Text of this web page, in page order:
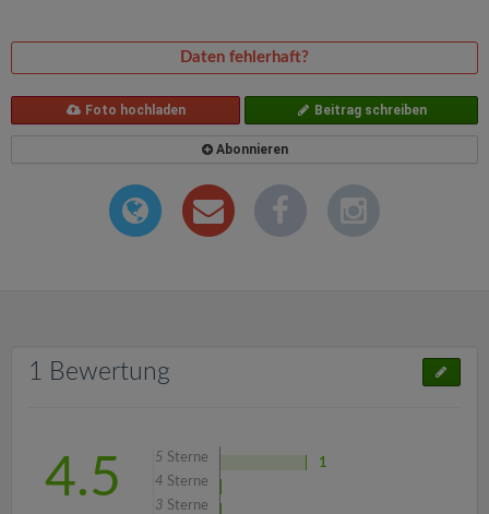
Daten fehlerhaft?
Foto hochladen Beitrag schreiben
Abonnieren
1 Bewertung
4.5 5 Sterne
1
4 Sterne
3 Sterne